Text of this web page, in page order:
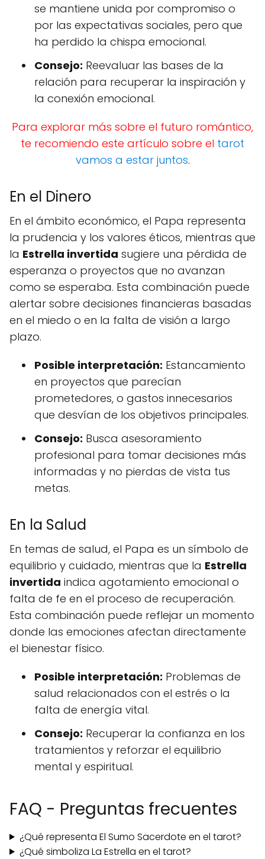
se mantiene unida por compromiso o
por las expectativas sociales, pero que
ha perdido la chispa emocional.
Consejo: Reevaluar las bases de la
relación para recuperar la inspiración y
la conexión emocional.
Para explorar más sobre el futuro romántico,
te recomiendo este artículo sobre el tarot
vamos a estar juntos.
En el Dinero
En el ámbito económico, el Papa representa
la prudencia y los valores éticos, mientras que
la Estrella invertida sugiere una pérdida de
esperanza o proyectos que no avanzan
como se esperaba. Esta combinación puede
alertar sobre decisiones financieras basadas
en el miedo o en la falta de visión a largo
plazo.
Posible interpretación: Estancamiento
en proyectos que parecían
prometedores, o gastos innecesarios
que desvían de los objetivos principales.
Consejo: Busca asesoramiento
profesional para tomar decisiones más
informadas y no pierdas de vista tus
metas.
En la Salud
En temas de salud, el Papa es un símbolo de
equilibrio y cuidado, mientras que la Estrella
invertida indica agotamiento emocional o
falta de fe en el proceso de recuperación.
Esta combinación puede reflejar un momento
donde las emociones afectan directamente
el bienestar físico.
Posible interpretación: Problemas de
salud relacionados con el estrés o la
falta de energía vital.
Consejo: Recuperar la confianza en los
tratamientos y reforzar el equilibrio
mental y espiritual.
FAQ - Preguntas frecuentes
¿Qué representa El Sumo Sacerdote en el tarot?
¿Qué simboliza La Estrella en el tarot?